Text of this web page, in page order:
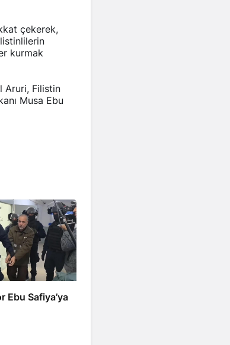
çekerek,
kurmak
Aruri, Filistin
Musa Ebu
Ebu Safiya’ya